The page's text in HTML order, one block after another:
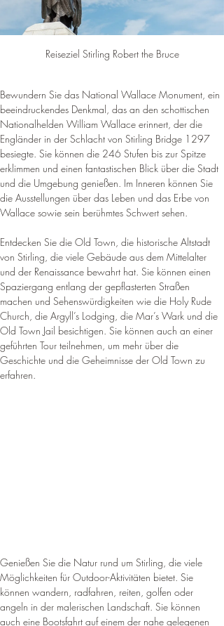
Reiseziel Stirling Robert the Bruce
Bewundern Sie das National Wallace Monument, ein
beeindruckendes Denkmal, das an den schottischen
Nationalhelden William Wallace erinnert, der die
Engländer in der Schlacht von Stirling Bridge 1297
besiegte. Sie können die 246 Stufen bis zur Spitze
erklimmen und einen fantastischen Blick über die Stadt
und die Umgebung genießen. Im Inneren können Sie
die Ausstellungen über das Leben und das Erbe von
Wallace sowie sein berühmtes Schwert sehen.
Entdecken Sie die Old Town, die historische Altstadt
von Stirling, die viele Gebäude aus dem Mittelalter
und der Renaissance bewahrt hat. Sie können einen
Spaziergang entlang der gepflasterten Straßen
machen und Sehenswürdigkeiten wie die Holy Rude
Church, die Argyll’s Lodging, die Mar’s Wark und die
Old Town Jail besichtigen. Sie können auch an einer
geführten Tour teilnehmen, um mehr über die
Geschichte und die Geheimnisse der Old Town zu
erfahren.
Genießen Sie die Natur rund um Stirling, die viele
Möglichkeiten für Outdoor-Aktivitäten bietet. Sie
können wandern, radfahren, reiten, golfen oder
angeln in der malerischen Landschaft. Sie können
auch eine Bootsfahrt auf einem der nahe gelegenen